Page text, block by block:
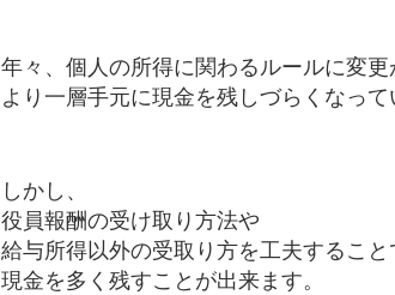
年々、個人の所得に関わるルールに変更
より一層手元に現金を残しづらくなって
しかし、
役員報酬の受け取り方法や
給与所得以外の受取り方を工夫すること
現金を多く残すことが出来ます。